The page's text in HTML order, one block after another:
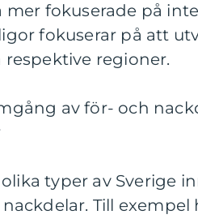
mer fokuserade på
fokuserar på att
regioner.
av för- och
typer av Sverige
Till